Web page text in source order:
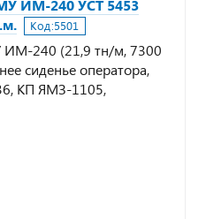
ИМ-240 УСТ 5453
Код:5501
ИМ-240 (21,9 тн/м, 7300
сиденье оператора,
КП ЯМЗ-1105,